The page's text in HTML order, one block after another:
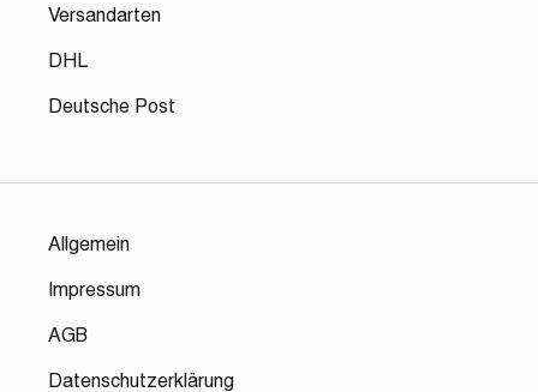
Versandarten
DHL
Deutsche Post
Allgemein
Impressum
AGB
Datenschutzerklärung